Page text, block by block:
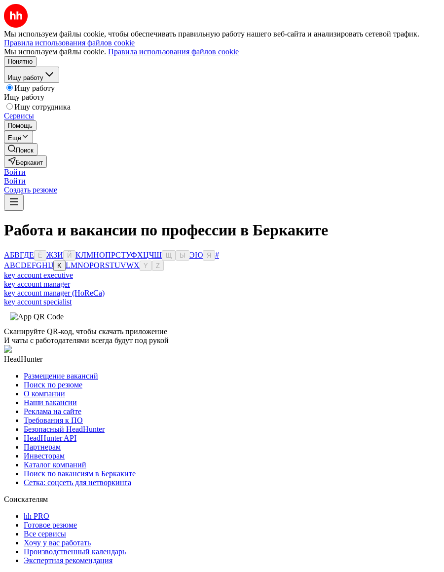
Мы используем файлы cookie, чтобы обеспечивать правильную работу нашего веб-сайта и анализировать сетевой трафик.
Правила использования файлов cookie
Мы используем файлы cookie. Правила использования файлов cookie
Понятно
Ищу работу
Ищу работу
Ищу работу
Ищу сотрудника
Сервисы
Помощь
Ещё
Поиск
Беркакит
Войти
Войти
Создать резюме
Работа и вакансии по профессии в Беркаките
АБВГДЕ Ё ЖЗИ Й КЛМНОПРСТУФХЦЧШ Ы ЭЮ Я
#
ABCDEFGHIJ K LMNOPQRSTUVWX Y Z
key account executive
key account manager
key account manager (HoReCa)
key account specialist
Сканируйте QR-код, чтобы скачать приложение
И чаты с работодателями всегда будут под рукой
HeadHunter
Размещение вакансий
Поиск по резюме
О компании
Наши вакансии
Реклама на сайте
Требования к ПО
Безопасный HeadHunter
HeadHunter API
Партнерам
Инвесторам
Каталог компаний
Поиск по вакансиям в Беркаките
Сетка: соцсеть для нетворкинга
Соискателям
hh PRO
Готовое резюме
Все сервисы
Хочу у вас работать
Производственный календарь
Экспертная рекомендация